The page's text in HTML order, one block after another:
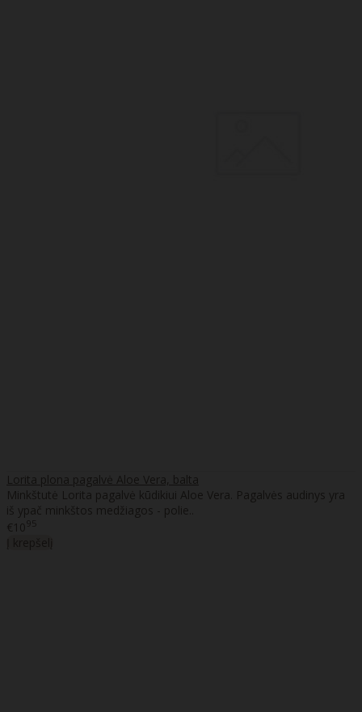
Lorita plona pagalvė Aloe Vera, balta
Minkštutė Lorita pagalvė kūdikiui Aloe Vera. Pagalvės audinys yra
iš ypač minkštos medžiagos - polie..
€1095